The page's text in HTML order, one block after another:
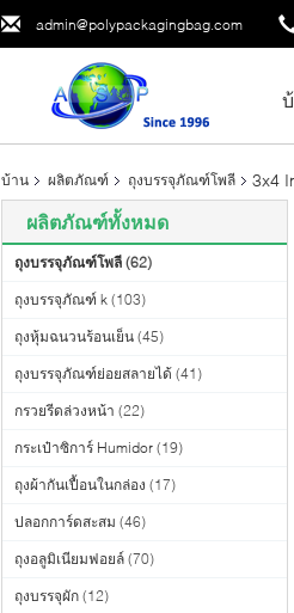
admin@polypackagingbag.com
บ้าน ผลิตภัณฑ์ ถุงบรรจุภัณฑ์โพลี 3x4
ผลิตภัณฑ์ทั้งหมด
ถุงบรรจุภัณฑ์โพลี (62)
ถุงบรรจุภัณฑ์ k (103)
ถุงหุ้มฉนวนร้อนเย็น (45)
ถุงบรรจุภัณฑ์ย่อยสลายได้ (41)
กรวยรีดล่วงหน้า (22)
กระเป๋าซิการ์ Humidor (19)
ถุงผ้ากันเปื้อนในกล่อง (17)
ปลอกการ์ดสะสม (46)
ถุงอลูมิเนียมฟอยล์ (70)
ถุงบรรจุผัก (12)